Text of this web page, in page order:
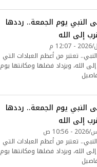
النبي يوم الجمعة.. رددها
إلى الله
تعتبر من أعظم العبادات التي
الله، ويزداد فضلها ومكانتها يوم
النبي يوم الجمعة.. رددها
إلى الله
تعتبر من أعظم العبادات التي
الله، ويزداد فضلها ومكانتها يوم